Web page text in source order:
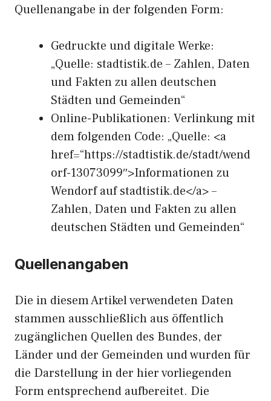
Quellenangabe in der folgenden Form:
Gedruckte und digitale Werke:
„Quelle: stadtistik.de – Zahlen, Daten
und Fakten zu allen deutschen
Städten und Gemeinden“
Online-Publikationen: Verlinkung mit
dem folgenden Code: „Quelle: <a
href=“https://stadtistik.de/stadt/wend
orf-13073099″>Informationen zu
Wendorf auf stadtistik.de</a> –
Zahlen, Daten und Fakten zu allen
deutschen Städten und Gemeinden“
Quellenangaben
Die in diesem Artikel verwendeten Daten
stammen ausschließlich aus öffentlich
zugänglichen Quellen des Bundes, der
Länder und der Gemeinden und wurden für
die Darstellung in der hier vorliegenden
Form entsprechend aufbereitet. Die